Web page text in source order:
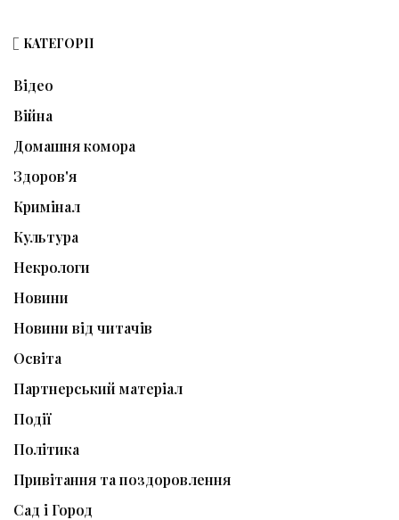
КАТЕГОРІЇ
Відео
Війна
Домашня комора
Здоров'я
Кримінал
Культура
Некрологи
Новини
Новини від читачів
Освіта
Партнерський матеріал
Події
Політика
Привітання та поздоровлення
Сад і Город